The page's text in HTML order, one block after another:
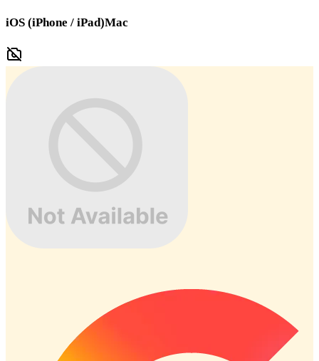
iOS (iPhone / iPad)Mac